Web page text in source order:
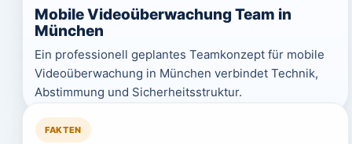
Mobile Videoüberwachung Team in
München
Ein professionell geplantes Teamkonzept für mobile
Videoüberwachung in München verbindet Technik,
Abstimmung und Sicherheitsstruktur.
FAKTEN